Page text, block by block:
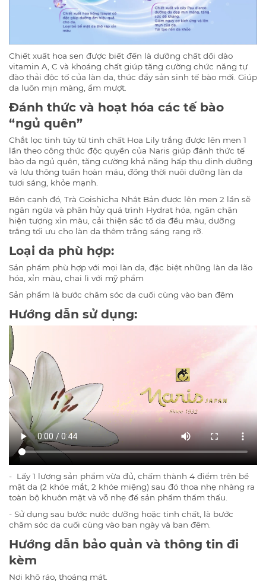
Chiết xuất hoa sen được biết đến là dưỡng chất dồi dào
vitamin A, C và khoáng chất giúp tăng cường chức năng tự
đào thải độc tố của làn da, thúc đẩy sản sinh tế bào mới. Giúp
da luôn mịn màng, ẩm mượt.
Đánh thức và hoạt hóa các tế bào
“ngủ quên”
Chắt lọc tinh túy từ tinh chất Hoa Lily trắng được lên men 1
lần theo công thức độc quyền của Naris giúp đánh thức tế
bào da ngủ quên, tăng cường khả năng hấp thụ dinh dưỡng
và lưu thông tuần hoàn máu, đồng thời nuôi dưỡng làn da
tươi sáng, khỏe mạnh.
Bên cạnh đó, Trà Goishicha Nhật Bản được lên men 2 lần sẽ
ngăn ngừa và phân hủy quá trình Hydrat hóa, ngăn chặn
hiện tượng xỉn màu, cải thiện sắc tố da đều màu, dưỡng
trắng tối ưu cho làn da thêm trắng sáng rạng rỡ.
Loại da phù hợp:
Sản phẩm phù hợp với mọi làn da, đặc biệt những làn da lão
hóa, xỉn màu, chai lì với mỹ phẩm
Sản phẩm là bước chăm sóc da cuối cùng vào ban đêm
Hướng dẫn sử dụng:
- Lấy 1 lượng sản phẩm vừa đủ, chấm thành 4 điểm trên bề
mặt da (2 khóe mắt, 2 khóe miệng) sau đó thoa nhẹ nhàng ra
toàn bộ khuôn mặt và vỗ nhẹ để sản phẩm thẩm thấu.
- Sử dụng sau bước nước dưỡng hoặc tinh chất, là bước
chăm sóc da cuối cùng vào ban ngày và ban đêm.
Hướng dẫn bảo quản và thông tin đi
kèm
Nơi khô ráo, thoáng mát.